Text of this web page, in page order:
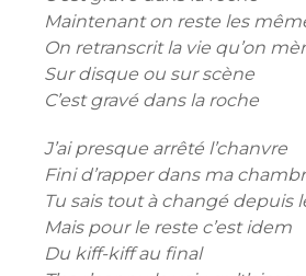
Maintenant on reste les
On retranscrit la vie qu’on
Sur disque ou sur scène
C’est gravé dans la roche
J’ai presque arrêté l’chanvre
Fini d’rapper dans ma
Tu sais tout à changé depuis
Mais pour le reste c’est idem
Du kiff-kiff au final